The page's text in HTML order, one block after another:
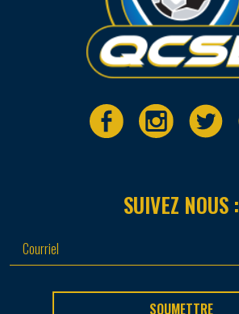
SUIVEZ NOUS :
SOUMETTRE